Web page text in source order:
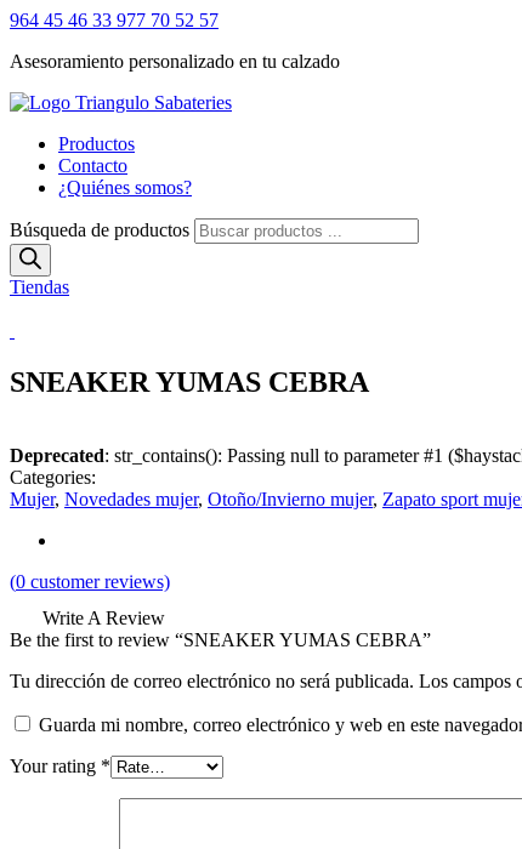
964 45 46 33 977 70 52 57
Asesoramiento personalizado en tu calzado
Productos
Contacto
¿Quiénes somos?
Búsqueda de productos
Tiendas
SNEAKER YUMAS CEBRA
Deprecated: str_contains(): Passing null to parameter #1
Categories:
Mujer, Novedades mujer, Otoño/Invierno mujer, Zapato sport
(0 customer reviews)
Write A Review
Be the first to review “SNEAKER YUMAS CEBRA”
Tu dirección de correo electrónico no será publicada. Los campos
Guarda mi nombre, correo electrónico y web en este
Your rating *